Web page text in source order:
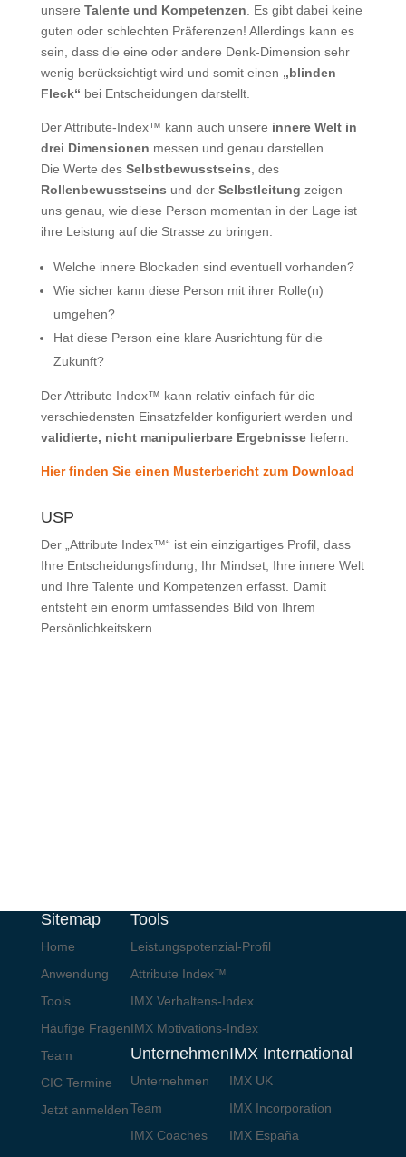
unsere Talente und Kompetenzen . Es gibt dabei keine
guten oder schlechten Präferenzen! Allerdings kann es
sein, dass die eine oder andere Denk-Dimension sehr
wenig berücksichtigt wird und somit einen „blinden
Fleck“ bei Entscheidungen darstellt.
Der Attribute-Index™ kann auch unsere innere Welt in
drei Dimensionen messen und genau darstellen.
Die Werte des Selbstbewusstseins , des
Rollenbewusstseins und der Selbstleitung zeigen
uns genau, wie diese Person momentan in der Lage ist
ihre Leistung auf die Strasse zu bringen.
Welche innere Blockaden sind eventuell vorhanden?
Wie sicher kann diese Person mit ihrer Rolle(n)
umgehen?
Hat diese Person eine klare Ausrichtung für die
Zukunft?
Der Attribute Index™ kann relativ einfach für die
verschiedensten Einsatzfelder konfiguriert werden und
validierte, nicht manipulierbare Ergebnisseliefern.
Hier finden Sie einen Musterbericht zum Download
USP
Der „Attribute Index™“ ist ein einzigartiges Profil, dass
Ihre Entscheidungsfindung, Ihr Mindset, Ihre innere Welt
und Ihre Talente und Kompetenzen erfasst. Damit
entsteht ein enorm umfassendes Bild von Ihrem
Persönlichkeitskern.
Sitemap
Home
Anwendung
Tools
Häufige Fragen
Team
CIC Termine
Jetzt anmelden
Tools
Leistungspotenzial-Profil
Attribute Index™
IMX Verhaltens-Index
IMX Motivations-Index
Unternehmen
Unternehmen
Team
IMX Coaches
IMX International
IMX UK
IMX Incorporation
IMX España